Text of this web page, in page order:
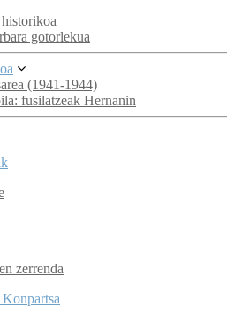
gotorlekua
(1941-1944)
fusilatzeak Hernanin
zerrenda
Konpartsa